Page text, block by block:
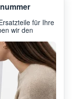
für Ihre
wir den